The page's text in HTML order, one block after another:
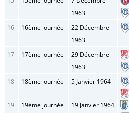
1963
16 16ème journée
22 Décembre
1963
17 17ème journée
29 Décembre
1963
18 18ème journée 5 Janvier 1964
19 19ème journée 19 Janvier 1964